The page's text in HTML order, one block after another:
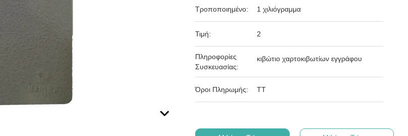
Τροποποιημένο: 1 χιλιόγραμμα
Τιμή: 2
Πληροφορίες
Συσκευασίας:
κιβώτιο χαρτοκιβωτίων εγγράφου
Όροι Πληρωμής: ΤΤ